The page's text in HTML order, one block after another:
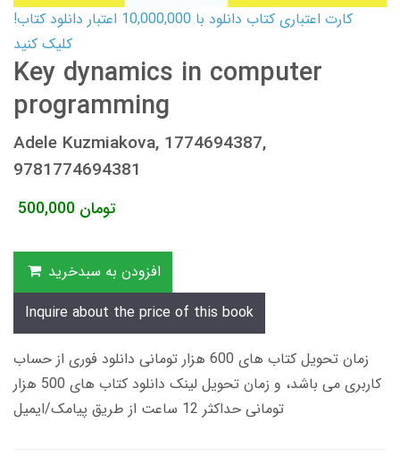
کارت اعتباری کتاب دانلود با 10,000,000 اعتبار دانلود کتاب!
کلیک کنید
Key dynamics in computer
programming
Adele Kuzmiakova, 1774694387,
9781774694381
500,000 تومان
افزودن به سبدخرید
Inquire about the price of this book
زمان تحویل کتاب های 600 هزار تومانی دانلود فوری از حساب
کاربری می باشد، و زمان تحویل لینک دانلود کتاب های 500 هزار
تومانی حداکثر 12 ساعت از طریق پیامک/ایمیل